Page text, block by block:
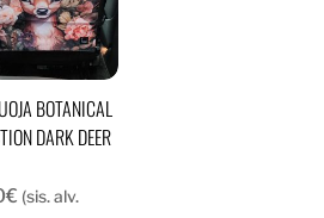
BOTANICAL
DARK DEER
€ (sis. alv.